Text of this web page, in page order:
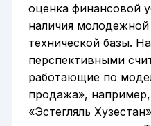
оценка финансовой
наличия
технической базы.
перспективными
работающие по
продажа»,
«Эстегляль